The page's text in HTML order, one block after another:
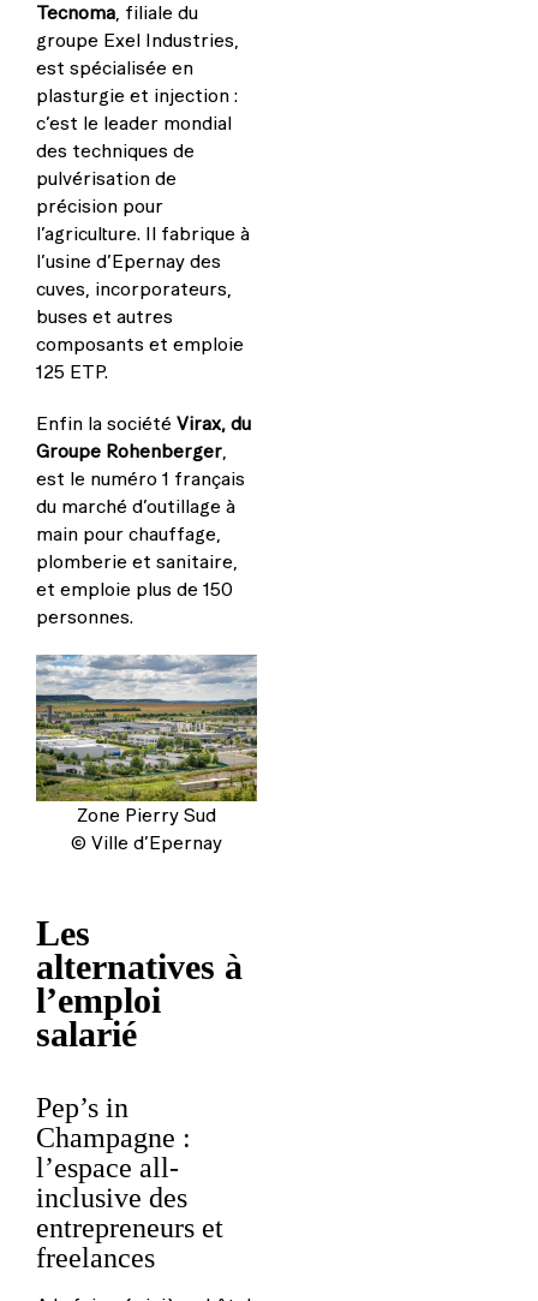
Tecnoma , filiale du
groupe Exel Industries,
est spécialisée en
plasturgie et injection :
c’est le leader mondial
des techniques de
pulvérisation de
précision pour
l’agriculture. Il fabrique à
l’usine d’Epernay des
cuves, incorporateurs,
buses et autres
composants et emploie
125 ETP.
Enfin la société Virax, du
Groupe Rohenberger
est le numéro 1 français
du marché d’outillage à
main pour chauffage,
plomberie et sanitaire,
et emploie plus de 150
personnes.
Zone Pierry Sud
© Ville d’Epernay
Les
alternatives à
l’emploi
salarié
Pep’s in
Champagne :
l’espace all-
inclusive des
entrepreneurs et
freelances